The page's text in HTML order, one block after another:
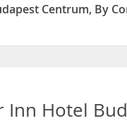
Centrum, By
Inn Hotel